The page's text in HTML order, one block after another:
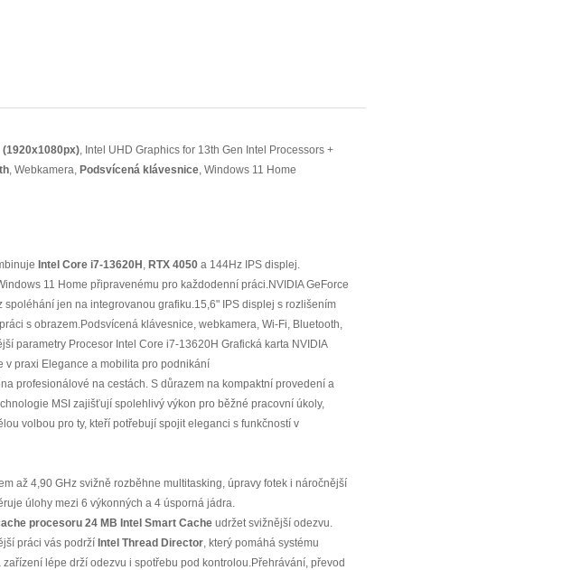
(1920x1080px), Intel UHD Graphics for 13th Gen Intel Processors +
, Webkamera, Podsvícená klávesnice, Windows 11 Home
Intel Core i7-13620H , RTX 4050 a 144Hz IPS displej.
11 Home připravenému pro každodenní práci.NVIDIA GeForce
jen na integrovanou grafiku.15,6" IPS displej s rozlišením
s obrazem.Podsvícená klávesnice, webkamera, Wi‑Fi, Bluetooth,
parametry Procesor Intel Core i7-13620H Grafická karta NVIDIA
v praxi Elegance a mobilita pro podnikání
profesionálové na cestách. S důrazem na kompaktní provedení a
MSI zajišťují spolehlivý výkon pro běžné pracovní úkoly,
volbou pro ty, kteří potřebují spojit eleganci s funkčností v
až 4,90 GHz svižně rozběhne multitasking, úpravy fotek i náročnější
úlohy mezi 6 výkonných a 4 úsporná jádra.
procesoru 24 MB Intel Smart Cache udržet svižnější odezvu.
práci vás podrží Intel Thread Director, který pomáhá systému
lépe drží odezvu i spotřebu pod kontrolou.Přehrávání, převod